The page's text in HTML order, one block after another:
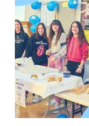
ENGLISH